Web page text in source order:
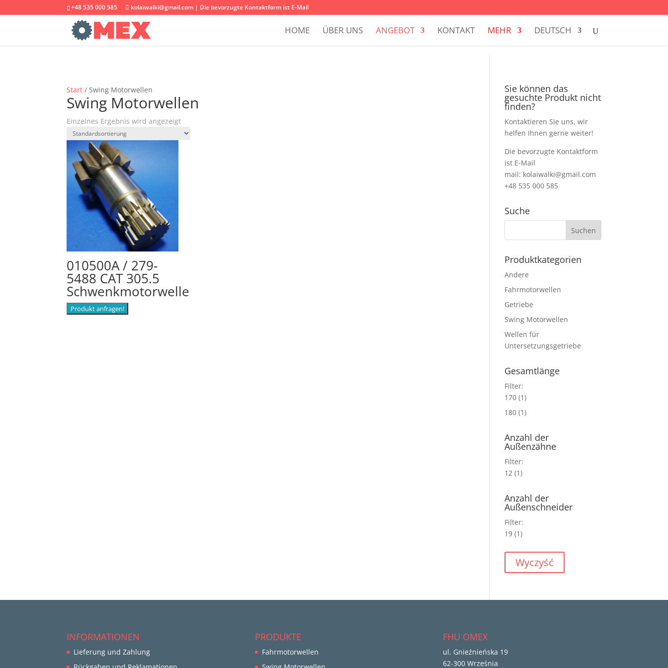
+48 535 000 585 kolaiwalki@gmail.com | Die bevorzugte Kontaktform ist E-Mail
HOME ÜBER UNS ANGEBOT KONTAKT MEHR DEUTSCH
Start / Swing Motorwellen
Swing Motorwellen
Einzelnes Ergebnis wird angezeigt
010500A / 279-
5488 CAT 305.5
Schwenkmotorwelle
Produkt anfragen!
Sie können das
gesuchte Produkt nicht
finden?
Kontaktieren Sie uns, wir
helfen Ihnen gerne weiter!
Die bevorzugte Kontaktform
ist E-Mail
mail: kolaiwalki@gmail.com
+48 535 000 585
Suche
Produktkategorien
Andere
Fahrmotorwellen
Getriebe
Swing Motorwellen
Wellen für
Untersetzungsgetriebe
Gesamtlänge
Filter:
170(1)
180(1)
Anzahl der
Außenzähne
Filter:
12(1)
Anzahl der
Außenschneider
Filter:
19(1)
Wyczyść
INFORMATIONEN
Lieferung und Zahlung
PRODUKTE
Fahrmotorwellen
FHU OMEX
ul. Gnieźnieńska 19
62-300 Września